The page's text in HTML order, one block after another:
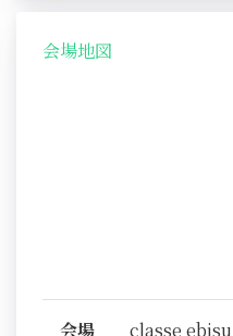
会場地図
会場
classe ebisu